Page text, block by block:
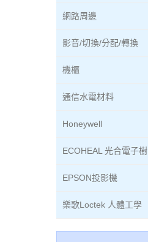
網路周邊
影音/切換/分配/轉換
機櫃
通信水電材料
Honeywell
ECOHEAL 光合電子樹
EPSON投影機
樂歌Loctek 人體工學